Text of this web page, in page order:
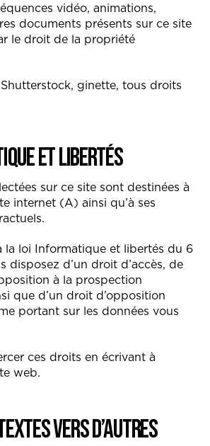
vidéo, animations,
documents présents sur ce site
le droit de la propriété
ginette, tous droits
et libertés
sur ce site sont destinées à
internet (A) ainsi qu’à ses
la loi Informatique et libertés du 6
disposez d’un droit d’accès, de
à la prospection
que d’un droit d’opposition
portant sur les données vous
ces droits en écrivant à
web.
vers d’autres